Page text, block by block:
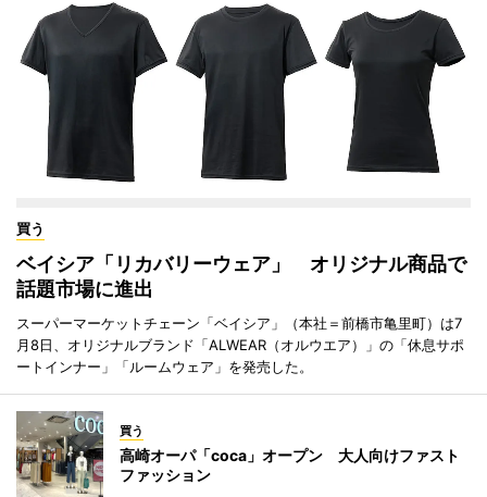
買う
ベイシア「リカバリーウェア」 オリジナル商品で
話題市場に進出
スーパーマーケットチェーン「ベイシア」（本社＝前橋市亀里町）は7
月8日、オリジナルブランド「ALWEAR（オルウエア）」の「休息サポ
ートインナー」「ルームウェア」を発売した。
買う
高崎オーパ「coca」オープン 大人向けファスト
ファッション